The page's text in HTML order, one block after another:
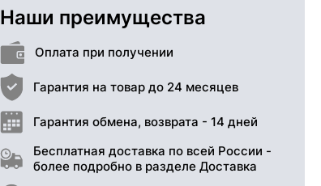
Наши преимущества
Оплата при получении
Гарантия на товар до 24 месяцев
Гарантия обмена, возврата - 14 дней
Бесплатная доставка по всей России -
более подробно в разделе Доставка